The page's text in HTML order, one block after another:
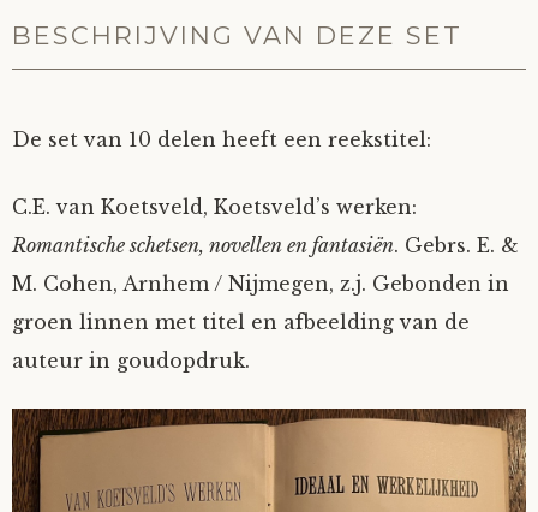
BESCHRIJVING VAN DEZE SET
De set van 10 delen heeft een reekstitel:
C.E. van Koetsveld, Koetsveld’s werken:
Romantische schetsen, novellen en fantasiën. Gebrs. E. &
M. Cohen, Arnhem / Nijmegen, z.j. Gebonden in
groen linnen met titel en afbeelding van de
auteur in goudopdruk.